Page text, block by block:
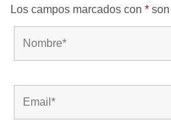
Los campos marcados con *